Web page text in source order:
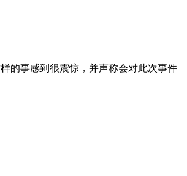
的事感到很震惊，并声称会对此次事件